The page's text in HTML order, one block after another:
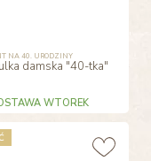
NA 40. URODZINY
damska "40-tka"
WTOREK